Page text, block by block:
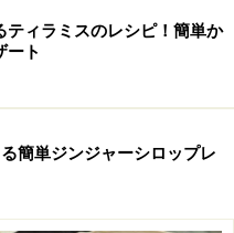
キの作り方・手順
からドライフルーツをラ
らかくなったバターをゴ
練り、きび砂糖を加え
ティラミスのレシピ！簡単か
ート
簡単ジンジャーシロップレ